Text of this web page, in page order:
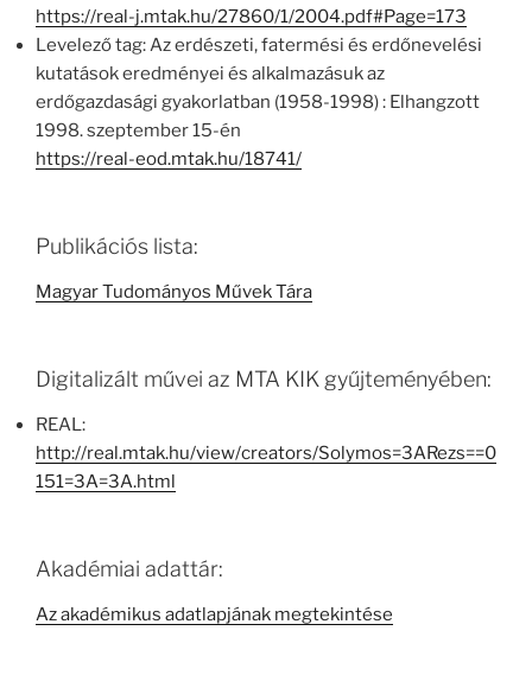
https://real-j.mtak.hu/27860/1/2004.pdf#Page=173
Levelező tag: Az erdészeti, fatermési és erdőnevelési
kutatások eredményei és alkalmazásuk az
erdőgazdasági gyakorlatban (1958-1998) : Elhangzott
1998. szeptember 15-én
https://real-eod.mtak.hu/18741/
Publikációs lista:
Magyar Tudományos Művek Tára
Digitalizált művei az MTA KIK gyűjteményében:
REAL:
http://real.mtak.hu/view/creators/Solymos=3ARezs==0
151=3A=3A.html
Akadémiai adattár:
Az akadémikus adatlapjának megtekintése